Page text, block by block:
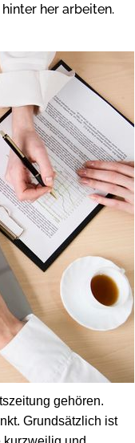
her arbeiten.
gehören.
Grundsätzlich ist